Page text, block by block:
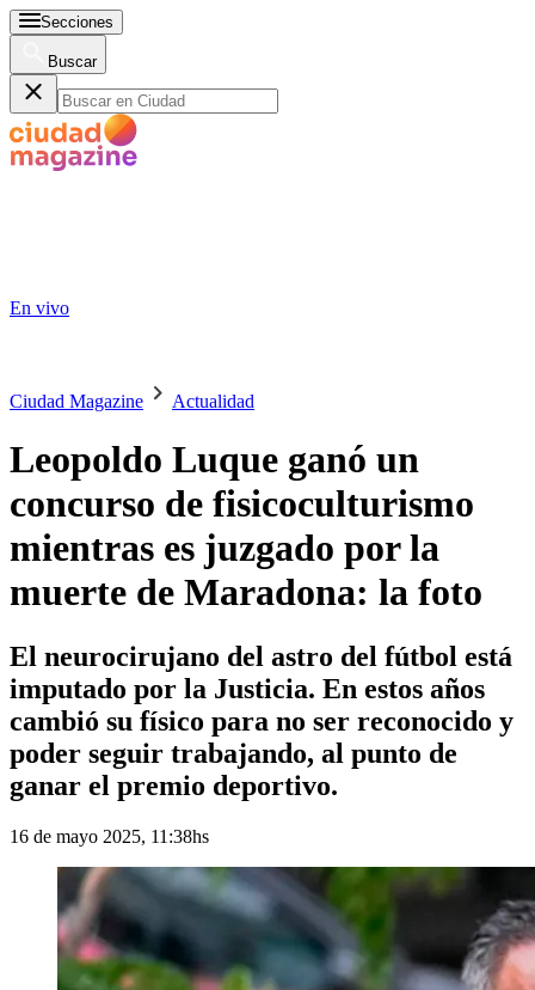
Secciones
Buscar
En vivo
Ciudad Magazine Actualidad
Leopoldo Luque ganó un
concurso de fisicoculturismo
mientras es juzgado por la
muerte de Maradona: la foto
El neurocirujano del astro del fútbol está
imputado por la Justicia. En estos años
cambió su físico para no ser reconocido y
poder seguir trabajando, al punto de
ganar el premio deportivo.
16 de mayo 2025, 11:38hs